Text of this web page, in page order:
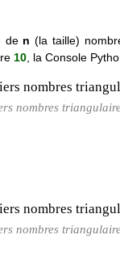
de n (la taille)
10 , la Console
nombres
nombres